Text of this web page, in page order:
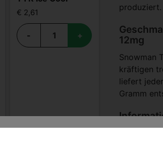
€ 2,61
- +
produziert.
12mg
Snowman
kräftigen
liefert
Gramm
Diese
platziert,